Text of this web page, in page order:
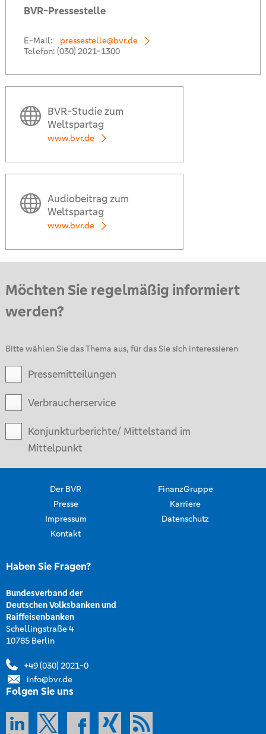
BVR-Pressestelle
E-Mail:
pressestelle@bvr.de
Telefon: (030) 2021-1300
BVR-Studie zum
Weltspartag
www.bvr.de
Audiobeitrag zum
Weltspartag
www.bvr.de
Möchten Sie regelmäßig informiert
werden?
Bitte wählen Sie das Thema aus, für das Sie sich interessieren
Pressemitteilungen
Verbraucherservice
Konjunkturberichte/ Mittelstand im
Mittelpunkt
Der BVR
FinanzGruppe
Presse
Karriere
Impressum
Datenschutz
Kontakt
Haben Sie Fragen?
Bundesverband der
Deutschen Volksbanken und
Raiffeisenbanken
Schellingstraße 4
10785 Berlin
+49 (030) 2021-0
info@bvr.de
Folgen Sie uns